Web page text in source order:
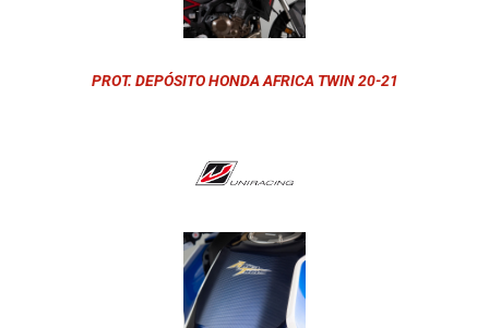
PROT. DEPÓSITO HONDA AFRICA TWIN 20-21